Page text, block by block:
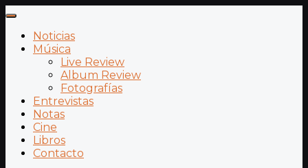
Noticias
Música
Live Review
Album Review
Fotografías
Entrevistas
Notas
Cine
Libros
Contacto